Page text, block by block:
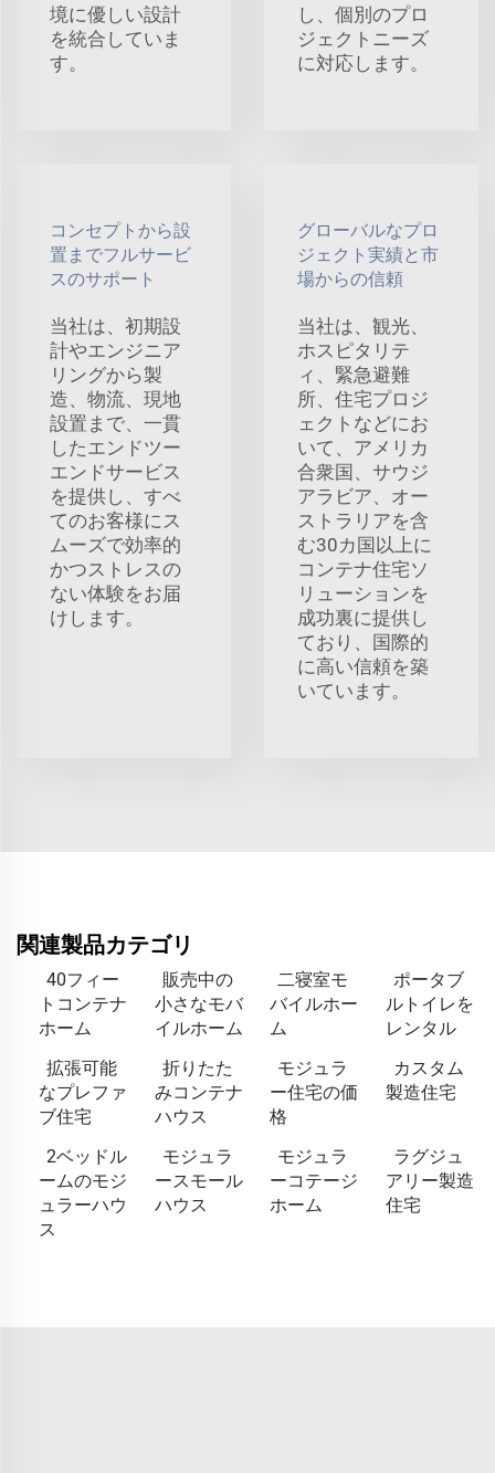
境に優しい設計
を統合していま
す。
し、個別のプロ
ジェクトニーズ
に対応します。
コンセプトから設
置までフルサービ
スのサポート
当社は、初期設
計やエンジニア
リングから製
造、物流、現地
設置まで、一貫
したエンドツー
エンドサービス
を提供し、すべ
てのお客様にス
ムーズで効率的
かつストレスの
ない体験をお届
けします。
グローバルなプロ
ジェクト実績と市
場からの信頼
当社は、観光、
ホスピタリテ
ィ、緊急避難
所、住宅プロジ
ェクトなどにお
いて、アメリカ
合衆国、サウジ
アラビア、オー
ストラリアを含
む30カ国以上に
コンテナ住宅ソ
リューションを
成功裏に提供し
ており、国際的
に高い信頼を築
いています。
関連製品カテゴリ
40フィー
トコンテナ
ホーム
販売中の
小さなモバ
イルホーム
二寝室モ
バイルホー
ム
ポータブ
ルトイレを
レンタル
拡張可能
なプレファ
ブ住宅
折りたた
みコンテナ
ハウス
モジュラ
ー住宅の価
格
カスタム
製造住宅
2ベッドル
ームのモジ
ュラーハウ
ス
モジュラ
ースモール
ハウス
モジュラ
ーコテージ
ホーム
ラグジュ
アリー製造
住宅